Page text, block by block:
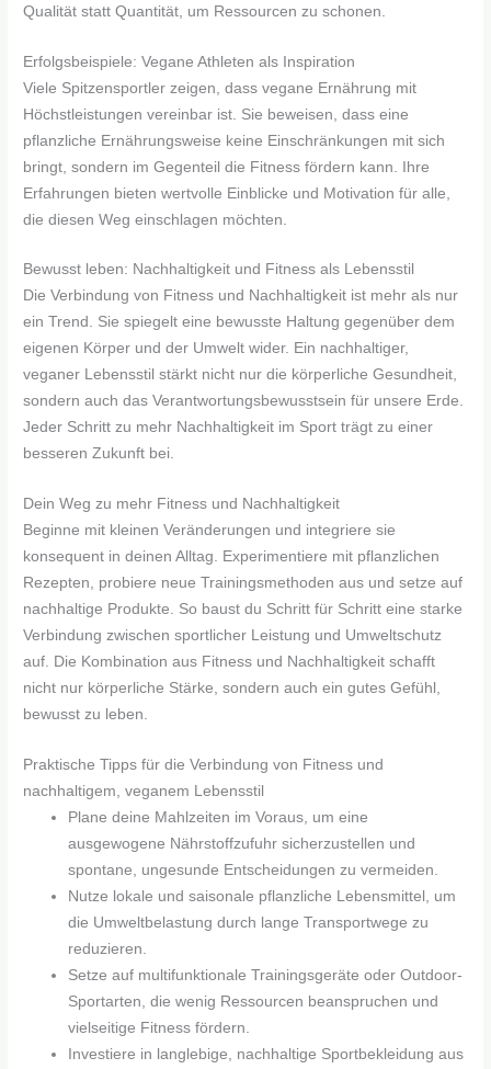
Qualität statt Quantität, um Ressourcen zu schonen.
Erfolgsbeispiele: Vegane Athleten als Inspiration
Viele Spitzensportler zeigen, dass vegane Ernährung mit
Höchstleistungen vereinbar ist. Sie beweisen, dass eine
pflanzliche Ernährungsweise keine Einschränkungen mit sich
bringt, sondern im Gegenteil die Fitness fördern kann. Ihre
Erfahrungen bieten wertvolle Einblicke und Motivation für alle,
die diesen Weg einschlagen möchten.
Bewusst leben: Nachhaltigkeit und Fitness als Lebensstil
Die Verbindung von Fitness und Nachhaltigkeit ist mehr als nur
ein Trend. Sie spiegelt eine bewusste Haltung gegenüber dem
eigenen Körper und der Umwelt wider. Ein nachhaltiger,
veganer Lebensstil stärkt nicht nur die körperliche Gesundheit,
sondern auch das Verantwortungsbewusstsein für unsere Erde.
Jeder Schritt zu mehr Nachhaltigkeit im Sport trägt zu einer
besseren Zukunft bei.
Dein Weg zu mehr Fitness und Nachhaltigkeit
Beginne mit kleinen Veränderungen und integriere sie
konsequent in deinen Alltag. Experimentiere mit pflanzlichen
Rezepten, probiere neue Trainingsmethoden aus und setze auf
nachhaltige Produkte. So baust du Schritt für Schritt eine starke
Verbindung zwischen sportlicher Leistung und Umweltschutz
auf. Die Kombination aus Fitness und Nachhaltigkeit schafft
nicht nur körperliche Stärke, sondern auch ein gutes Gefühl,
bewusst zu leben.
Praktische Tipps für die Verbindung von Fitness und
nachhaltigem, veganem Lebensstil
Plane deine Mahlzeiten im Voraus, um eine
ausgewogene Nährstoffzufuhr sicherzustellen und
spontane, ungesunde Entscheidungen zu vermeiden.
Nutze lokale und saisonale pflanzliche Lebensmittel, um
die Umweltbelastung durch lange Transportwege zu
reduzieren.
Setze auf multifunktionale Trainingsgeräte oder Outdoor-
Sportarten, die wenig Ressourcen beanspruchen und
vielseitige Fitness fördern.
Investiere in langlebige, nachhaltige Sportbekleidung aus